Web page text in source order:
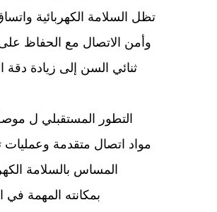
تظل السلامة الكهربائية
وأمن الاتصال مع الحفاظ على
ثنائي السن إلى زيادة دقة
التطور المستقبلي ل موصل 2
مواد اتصال متقدمة وعمليات
المساس بالسلامة
بمكانته المهمة في